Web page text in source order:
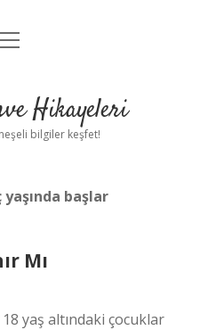
UyarıHikayeleri
bilgiler keşfet!
başlar
Mı
18 yaş altındaki çocuklar